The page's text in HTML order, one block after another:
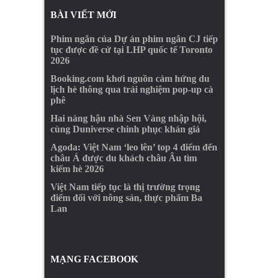
BÀI VIẾT MỚI
Phim ngắn của Dự án phim ngắn CJ tiếp
tục được đề cử tại LHP quốc tế Toronto
2026
Booking.com khơi nguồn cảm hứng du
lịch hè thông qua trải nghiệm pop-up cà
phê
Hai nàng hậu nhà Sen Vàng nhập hội,
cùng Duniverse chinh phục khán giả
Agoda: Việt Nam ‘leo lên’ top 4 điểm đến
châu Á được du khách châu Âu tìm
kiếm hè 2026
Việt Nam tiếp tục là thị trường trọng
điểm đối với nông sản, thực phẩm Ba
Lan
MẠNG FACEBOOK